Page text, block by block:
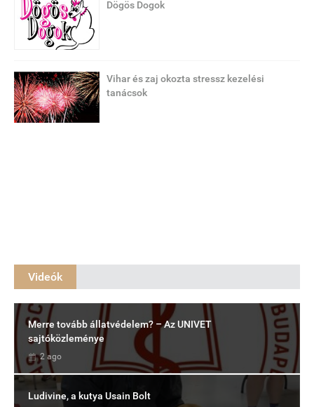
Dögös Dogok
Vihar és zaj okozta stressz kezelési
tanácsok
Videók
Merre tovább állatvédelem? – Az UNIVET
sajtóközleménye
2 ago
Ludivine, a kutya Usain Bolt